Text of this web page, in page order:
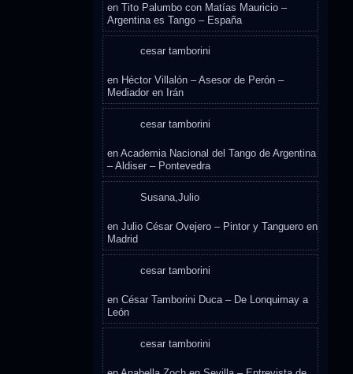
enTito Palumbo con Matías Mauricio –
Argentina es Tango – España
cesar tamborini
en Héctor Villalón – Asesor de Perón –
Mediador en Irán
cesar tamborini
enAcademia Nacional del Tango de Argentina
– Aldiser – Pontevedra
Susana,Julio
enJulio César Ovejero – Pintor y Tanguero en
Madrid
cesar tamborini
enCésar Tamborini Duca – De Lonquimay a
León
cesar tamborini